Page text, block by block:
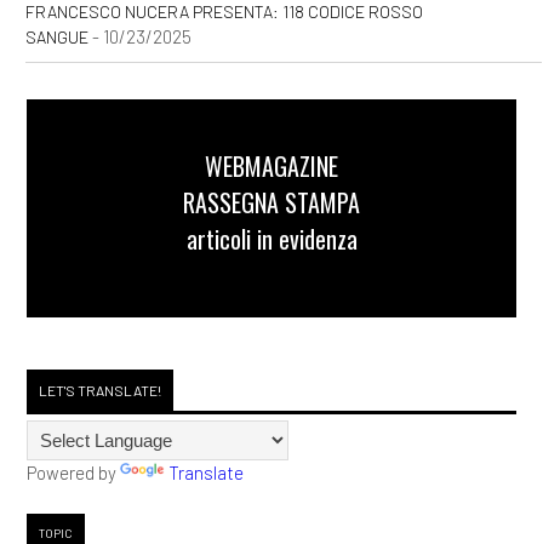
FRANCESCO NUCERA PRESENTA: 118 CODICE ROSSO
SANGUE- 10/23/2025
WEBMAGAZINE
RASSEGNA STAMPA
articoli in evidenza
LET'S TRANSLATE!
Powered by Translate
TOPIC